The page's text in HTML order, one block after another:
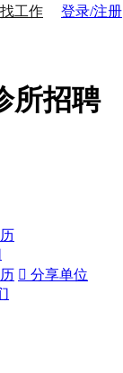
工作
登录/注册
所招聘
 分享单位